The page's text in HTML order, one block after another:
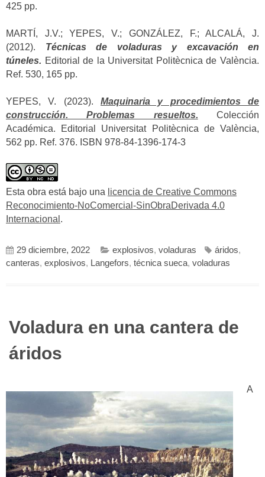
425 pp.
MARTÍ, J.V.; YEPES, V.; GONZÁLEZ, F.; ALCALÁ, J.
(2012). Técnicas de voladuras y excavación en
túneles. Editorial de la Universitat Politècnica de València.
Ref. 530, 165 pp.
YEPES, V. (2023). Maquinaria y procedimientos de
construcción. Problemas resueltos. Colección
Académica. Editorial Universitat Politècnica de València,
562 pp. Ref. 376. ISBN 978-84-1396-174-3
Esta obra está bajo una licencia de Creative Commons
Reconocimiento-NoComercial-SinObraDerivada 4.0
Internacional .
29 diciembre, 2022 explosivos, voladuras áridos,
canteras, explosivos, Langefors, técnica sueca, voladuras
Voladura en una cantera de
áridos
A